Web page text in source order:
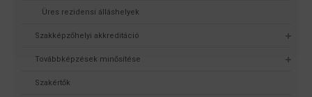
Üres rezidensi álláshelyek
Szakképzőhelyi akkreditáció
Továbbképzések minősítése
Szakértők